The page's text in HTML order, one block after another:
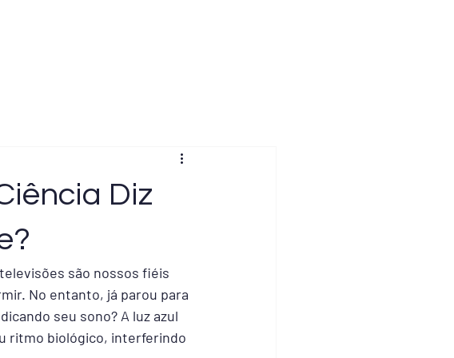
Diz
são nossos fiéis
No entanto, já parou para
seu sono? A luz azul
ritmo biológico, interferindo